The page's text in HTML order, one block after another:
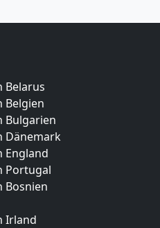
Belarus
Belgien
Bulgarien
Dänemark
England
Portugal
Bosnien
Irland